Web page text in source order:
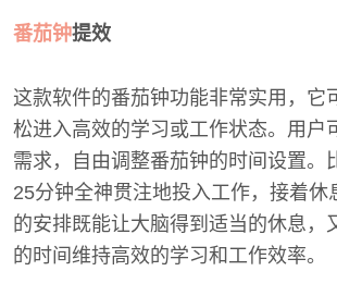
番茄钟提效
这款软件的番茄钟功能非常实用，它
松进入高效的学习或工作状态。用户
需求，自由调整番茄钟的时间设置。
25分钟全神贯注地投入工作，接着休
的安排既能让大脑得到适当的休息，
的时间维持高效的学习和工作效率。